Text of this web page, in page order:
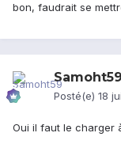
bon, faudrait se
Samoht59
Posté(e) 18
Oui il faut le charger